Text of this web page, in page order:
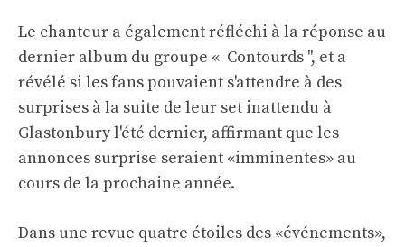
Le chanteur a également réfléchi à la réponse au
dernier album du groupe « Contourds '', et a
révélé si les fans pouvaient s'attendre à des
surprises à la suite de leur set inattendu à
Glastonbury l'été dernier, affirmant que les
annonces surprise seraient «imminentes» au
cours de la prochaine année.
Dans une revue quatre étoiles des «événements»,